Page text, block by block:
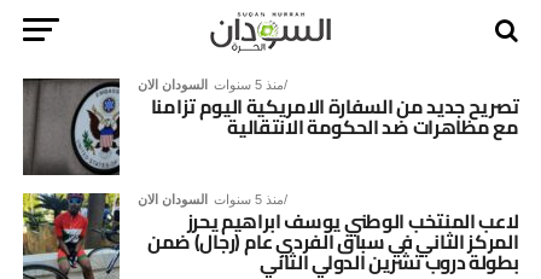
السودان الان منذ 5 سنوات
تصريح جديد من السفارة الامريكية اليوم تزامنا
مع مظاهرات ضد الحكومة الانتقالية
السودان الان منذ 5 سنوات
لاعب المنتخب الوطني يوسف ابراهيم يحرز
المركز الثاني في سباق الفردي عام (رجال) ضمن
بطولة دروب تشرين الدولي الثاني